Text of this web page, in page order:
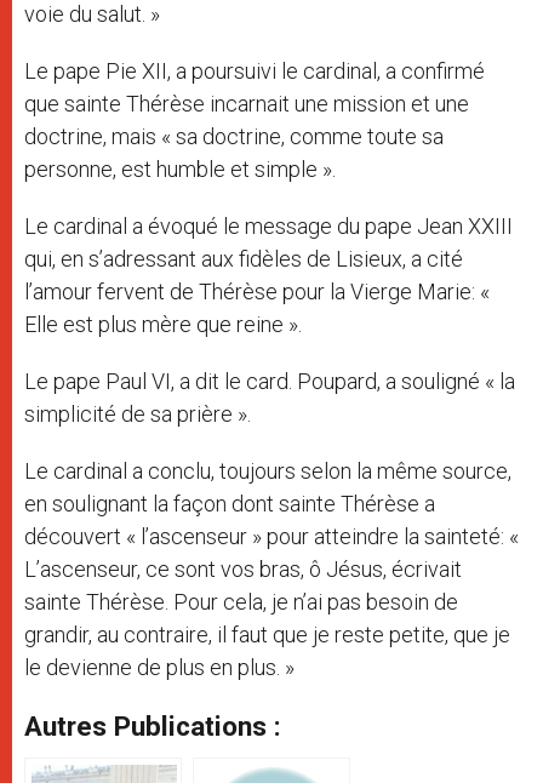
voie du salut. »
Le pape Pie XII, a poursuivi le cardinal, a confirmé
que sainte Thérèse incarnait une mission et une
doctrine, mais « sa doctrine, comme toute sa
personne, est humble et simple ».
Le cardinal a évoqué le message du pape Jean XXIII
qui, en s’adressant aux fidèles de Lisieux, a cité
l’amour fervent de Thérèse pour la Vierge Marie: «
Elle est plus mère que reine ».
Le pape Paul VI, a dit le card. Poupard, a souligné « la
simplicité de sa prière ».
Le cardinal a conclu, toujours selon la même source,
en soulignant la façon dont sainte Thérèse a
découvert « l’ascenseur » pour atteindre la sainteté: «
L’ascenseur, ce sont vos bras, ô Jésus, écrivait
sainte Thérèse. Pour cela, je n’ai pas besoin de
grandir, au contraire, il faut que je reste petite, que je
le devienne de plus en plus. »
Autres Publications :